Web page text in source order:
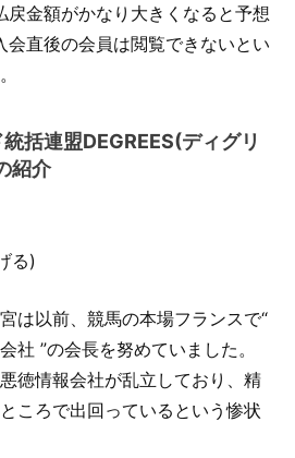
戻金額がかなり大きくなると予想
会直後の会員は閲覧できないとい
括連盟DEGREES(ディグリ
紹介
る)
は以前、競馬の本場フランスで“
社 ”の会長を努めていました。
徳情報会社が乱立しており、精
ころで出回っているという惨状